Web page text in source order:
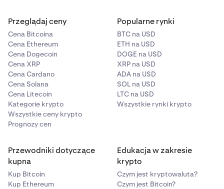
Przeglądaj ceny
Cena Bitcoina
Cena Ethereum
Cena Dogecoin
Cena XRP
Cena Cardano
Cena Solana
Cena Litecoin
Kategorie krypto
Wszystkie ceny krypto
Prognozy cen
Popularne rynki
BTC na USD
ETH na USD
DOGE na USD
XRP na USD
ADA na USD
SOL na USD
LTC na USD
Wszystkie rynki krypto
Przewodniki dotyczące
kupna
Kup Bitcoin
Kup Ethereum
Edukacja w zakresie
krypto
Czym jest kryptowaluta?
Czym jest Bitcoin?